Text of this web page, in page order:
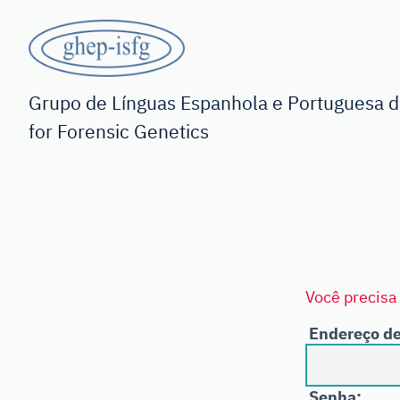
conteúdo
GHEP
-
ISFG
Grupo de Línguas Espanhola e Portuguesa
for Forensic Genetics
Você
Endereço